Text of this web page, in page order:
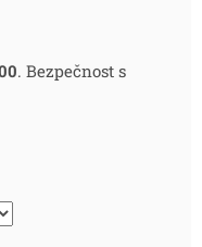
. Bezpečnost s